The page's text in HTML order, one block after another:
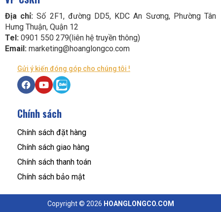
Địa chỉ: Số 2F1, đường DD5, KDC An Sương, Phường Tân
Hưng Thuận, Quận 12
Tel: 0901 550 279(liên hệ truyền thông)
Email: marketing@hoanglongco.com
Gửi ý kiến đóng góp cho chúng tôi !
Chính sách
Chính sách đặt hàng
Chính sách giao hàng
Chính sách thanh toán
Chính sách bảo mật
Copyright © 2026 HOANGLONGCO.COM